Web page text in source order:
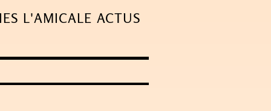
L'AMICALE ACTUS